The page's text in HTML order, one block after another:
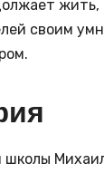
жить,
своим
школы